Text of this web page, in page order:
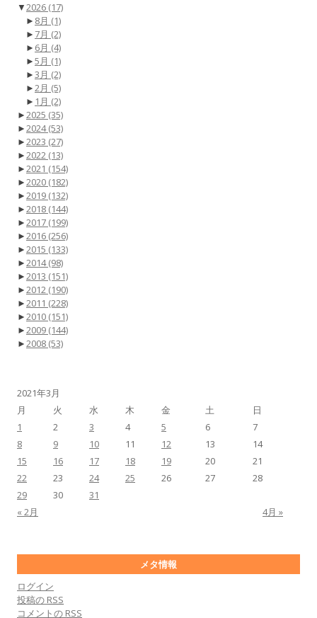
▼2026 (17)
► 8月 (1)
► 7月 (2)
► 6月 (4)
►5月 (1)
►3月 (2)
►2月 (5)
► 1月 (2)
►2025 (35)
►2024(53)
►2023 (27)
►2022 (13)
►2021 (154)
►2020 (182)
►2019 (132)
►2018 (144)
►2017 (199)
►2016 (256)
►2015 (133)
►2014(98)
►2013 (151)
►2012 (190)
►2011 (228)
►2010 (151)
►2009 (144)
►2008 (53)
2021年3月
月
火 水 木 金 土 日
« 2月 4月 »
1 2 3 4 5 6
7
8
9 10 11 12 13
14
15
16 17 18 19 20
21
22
23 24 25 26 27
28
29
30 31
メタ情報
ログイン
投稿の RSS
コメントの RSS